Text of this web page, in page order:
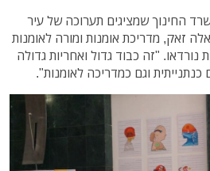
החינוך שמציגים תערוכה של עיר
זאק, מדריכת אומנות ומורה לאומנות
נורדאו. "זה כבוד גדול ואחריות גדולה
וגם כמדריכה לאומנות".